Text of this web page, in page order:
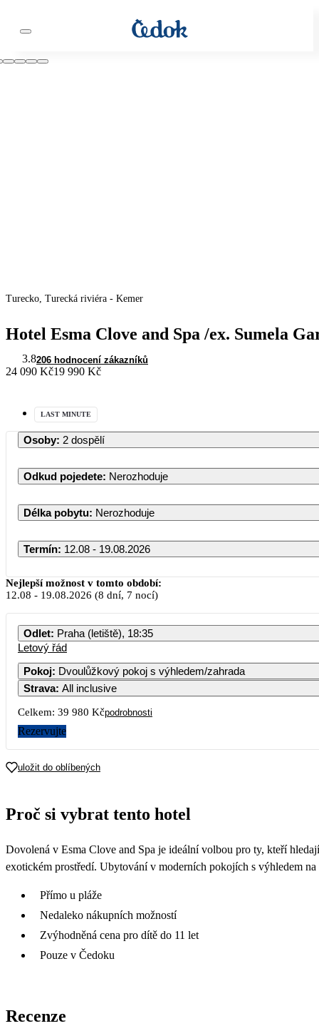
Turecko, Turecká riviéra - Kemer
Hotel Esma Clove and Spa /ex. Sumela
3.8206 hodnocení zákazníků
24 090 Kč19 990 Kč
LAST MINUTE
Osoby: 2 dospělí
Odkud pojedete: Nerozhoduje
Délka pobytu: Nerozhoduje
Termín: 12.08 - 19.08.2026
Nejlepší možnost v tomto období:
12.08 - 19.08.2026 (8 dní, 7 nocí)
Odlet: Praha (letiště), 18:35
Letový řád
Pokoj: Dvoulůžkový pokoj s výhledem/zahrada
Strava: All inclusive
Celkem: 39 980 Kčpodrobnosti
Rezervujte
uložit do oblíbených
Proč si vybrat tento hotel
Dovolená v Esma Clove and Spa je ideální volbou pro ty, kteří
exotickém prostředí. Ubytování v moderních pokojích s výhledem
Přímo u pláže
Nedaleko nákupních možností
Zvýhodněná cena pro dítě do 11 let
Pouze v Čedoku
Recenze